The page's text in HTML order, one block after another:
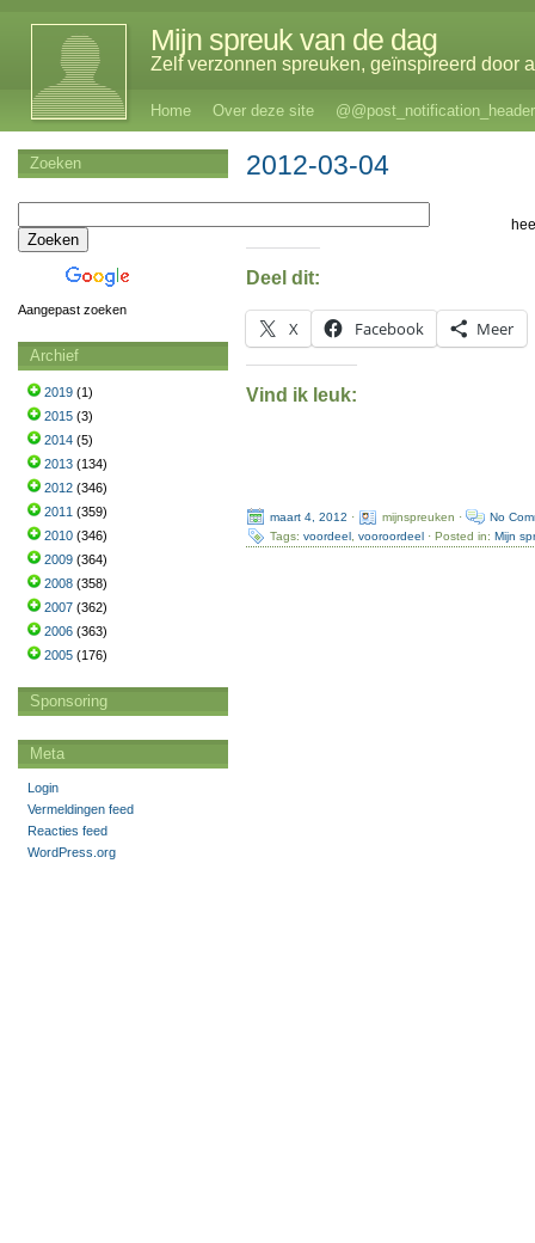
Mijn spreuk van de dag
Zelf verzonnen spreuken, geïnspireerd door
Home Over deze site @@post_notification_header
2012-03-04
Deel dit:
X Facebook Meer
Vind ik leuk:
maart 4, 2012 · mijnspreuken ·
No
Tags: voordeel, vooroordeel· Posted in: Mijn
Zoeken
Aangepast zoeken
Archief
2019 (1)
2015 (3)
2014 (5)
2013 (134)
2012 (346)
2011 (359)
2010 (346)
2009 (364)
2008 (358)
2007 (362)
2006 (363)
2005 (176)
Sponsoring
Meta
Login
Vermeldingen feed
Reacties feed
WordPress.org